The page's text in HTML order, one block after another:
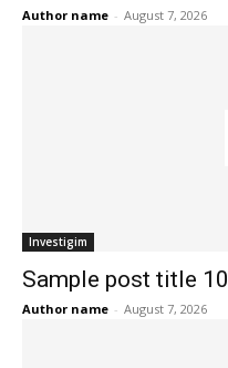
Author name - August 7, 2026
Investigim
Sample post title 10
Author name - August 7, 2026